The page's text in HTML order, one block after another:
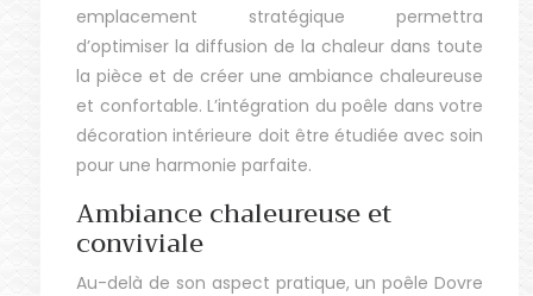
emplacement stratégique permettra
d’optimiser la diffusion de la chaleur dans toute
la pièce et de créer une ambiance chaleureuse
et confortable. L’intégration du poêle dans votre
décoration intérieure doit être étudiée avec soin
pour une harmonie parfaite.
Ambiance chaleureuse et
conviviale
Au-delà de son aspect pratique, un poêle Dovre